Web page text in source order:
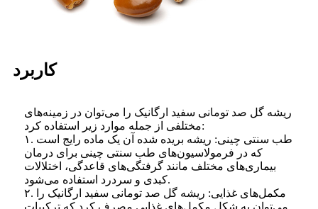
کاربرد
ریشه گل صد تومانی سفید ارگانیک را می‌توان در زمینه‌های
مختلفی از جمله موارد زیر استفاده کرد:
۱. طب سنتی چینی: ریشه بریده شده آن یک ماده رایج است
که در فرمولاسیون‌های طب سنتی چینی برای درمان
بیماری‌های مختلف مانند گرفتگی‌های قاعدگی، اختلالات
کبدی و سردرد استفاده می‌شود.
۲. مکمل‌های غذایی: ریشه گل صد تومانی سفید ارگانیک را
می‌توان به شکل مکمل‌های غذایی مصرف کرد که ترکیبات